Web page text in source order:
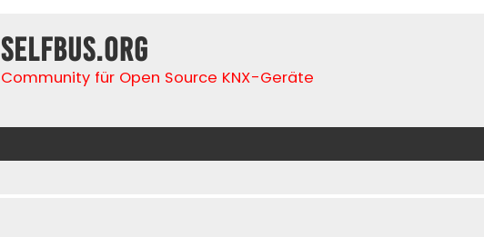
selfbus.org
Community für Open Source KNX-Geräte